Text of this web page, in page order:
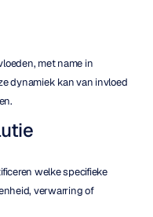
met name in
dynamiek kan van invloed
welke specifieke
verwarring of